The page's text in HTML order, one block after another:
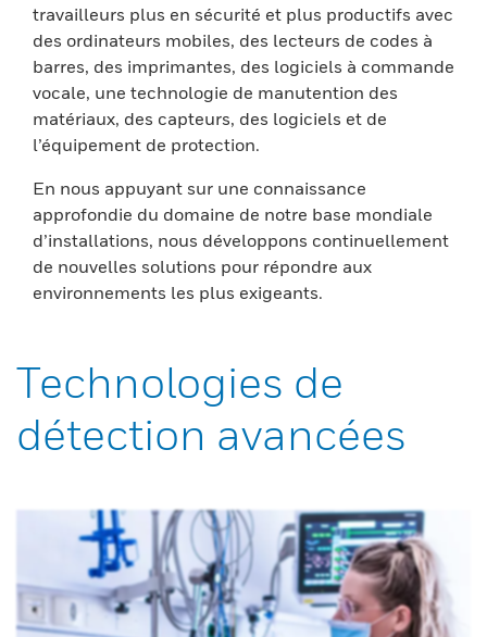
travailleurs plus en sécurité et plus productifs avec
des ordinateurs mobiles, des lecteurs de codes à
barres, des imprimantes, des logiciels à commande
vocale, une technologie de manutention des
matériaux, des capteurs, des logiciels et de
l’équipement de protection.
En nous appuyant sur une connaissance
approfondie du domaine de notre base mondiale
d’installations, nous développons continuellement
de nouvelles solutions pour répondre aux
environnements les plus exigeants.
Technologies de
détection avancées